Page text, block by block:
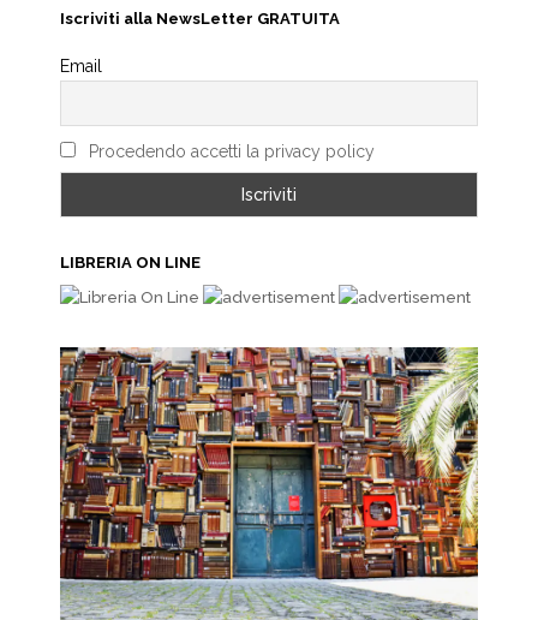
Iscriviti alla NewsLetter GRATUITA
Email
Procedendo accetti la privacy policy
LIBRERIA ON LINE